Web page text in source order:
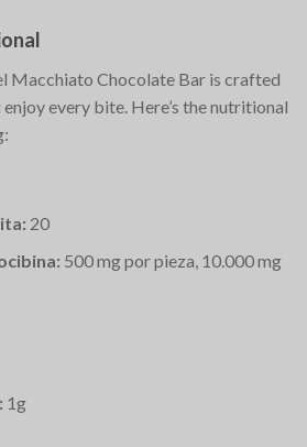
Macchiato Chocolate Bar is crafted
every bite. Here’s the nutritional
20
500 mg por pieza, 10.000 mg
1g